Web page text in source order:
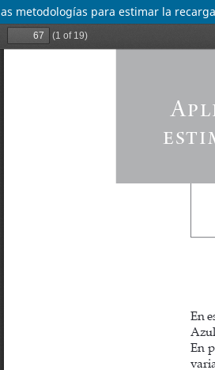
metodologías para estimar la